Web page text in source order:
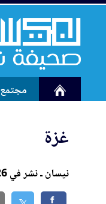
مجتمع
غزة
نيسان ـ نشر في 2026-06-01 الساعة 15:27